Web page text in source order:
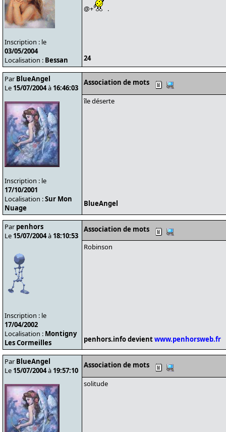
Inscription : le
03/05/2004
Localisation : Bessan
@+ .
24
Par BlueAngel
Le 15/07/2004à 16:46:03
Inscription : le
17/10/2001
Localisation :Sur Mon
Nuage
Association de mots
île déserte
BlueAngel
Par penhors
Le 15/07/2004à 18:10:53
Inscription : le
17/04/2002
Localisation : Montigny
Les Cormeilles
Association de mots
Robinson
penhors.info devientwww.penhorsweb.fr
Par BlueAngel
Le 15/07/2004à 19:57:10
Association de mots
solitude